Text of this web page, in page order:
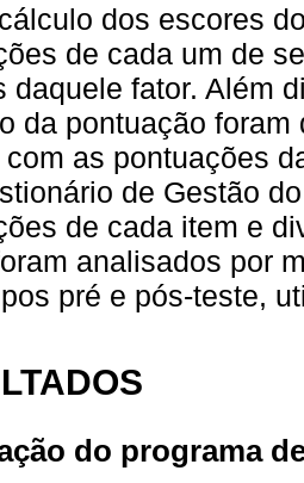
dos escores
de cada um de
daquele fator. Além
da pontuação
as pontuações
de Gestão
de cada item e
analisados por
pré e pós-teste,
do programa